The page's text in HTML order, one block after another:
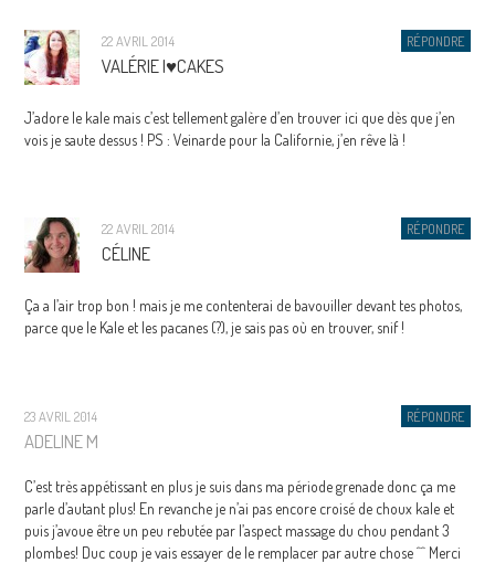
RÉPONDRE
22 AVRIL 2014
VALÉRIE I♥CAKES
J’adore le kale mais c’est tellement galère d’en trouver ici que dès que j’en
vois je saute dessus ! PS : Veinarde pour la Californie, j’en rêve là !
RÉPONDRE
22 AVRIL 2014
CÉLINE
Ça a l’air trop bon ! mais je me contenterai de bavouiller devant tes photos,
parce que le Kale et les pacanes (?), je sais pas où en trouver, snif !
RÉPONDRE
23 AVRIL 2014
ADELINE M
C’est très appétissant en plus je suis dans ma période grenade donc ça me
parle d’autant plus! En revanche je n’ai pas encore croisé de choux kale et
puis j’avoue être un peu rebutée par l’aspect massage du chou pendant 3
plombes! Duc coup je vais essayer de le remplacer par autre chose ^^ Merci